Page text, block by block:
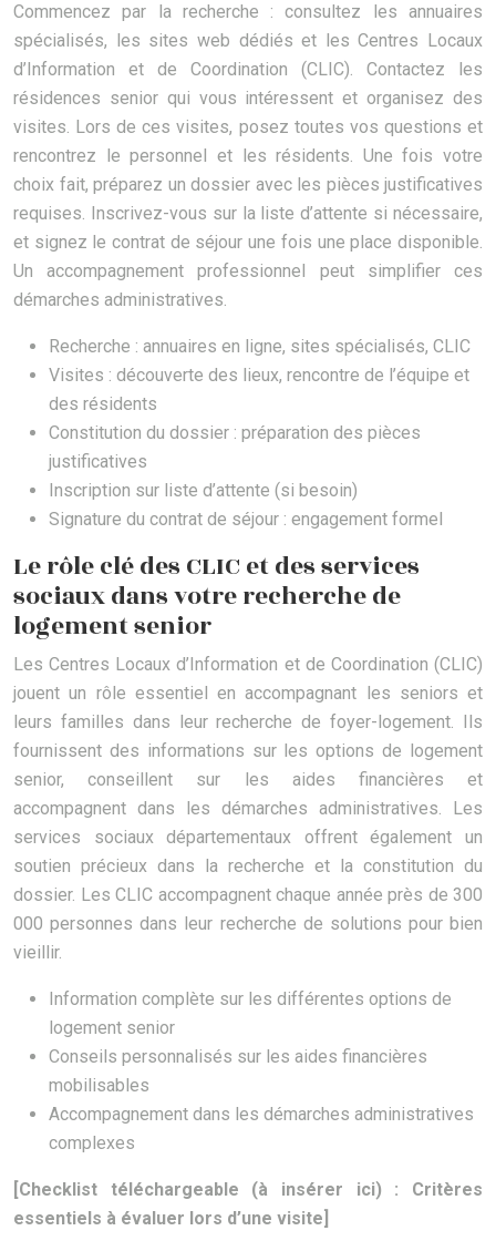
Commencez par la recherche : consultez les annuaires
spécialisés, les sites web dédiés et les Centres Locaux
d’Information et de Coordination (CLIC). Contactez les
résidences senior qui vous intéressent et organisez des
visites. Lors de ces visites, posez toutes vos questions et
rencontrez le personnel et les résidents. Une fois votre
choix fait, préparez un dossier avec les pièces justificatives
requises. Inscrivez-vous sur la liste d’attente si nécessaire,
et signez le contrat de séjour une fois une place disponible.
Un accompagnement professionnel peut simplifier ces
démarches administratives.
Recherche : annuaires en ligne, sites spécialisés, CLIC
Visites : découverte des lieux, rencontre de l’équipe et
des résidents
Constitution du dossier : préparation des pièces
justificatives
Inscription sur liste d’attente (si besoin)
Signature du contrat de séjour : engagement formel
Le rôle clé des CLIC et des services
sociaux dans votre recherche de
logement senior
Les Centres Locaux d’Information et de Coordination (CLIC)
jouent un rôle essentiel en accompagnant les seniors et
leurs familles dans leur recherche de foyer-logement. Ils
fournissent des informations sur les options de logement
senior, conseillent sur les aides financières et
accompagnent dans les démarches administratives. Les
services sociaux départementaux offrent également un
soutien précieux dans la recherche et la constitution du
dossier. Les CLIC accompagnent chaque année près de 300
000 personnes dans leur recherche de solutions pour bien
vieillir.
Information complète sur les différentes options de
logement senior
Conseils personnalisés sur les aides financières
mobilisables
Accompagnement dans les démarches administratives
complexes
[Checklist téléchargeable (à insérer ici) : Critères
essentiels à évaluer lors d’une visite]